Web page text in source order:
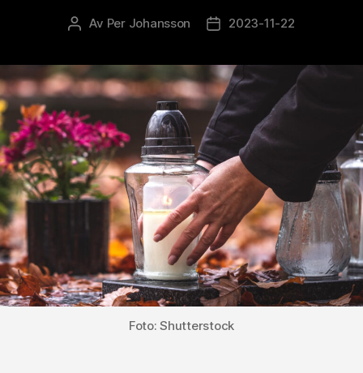
Inläggsförfattare
Av Per Johansson Inläggsdatum
2023-11-22
Foto: Shutterstock